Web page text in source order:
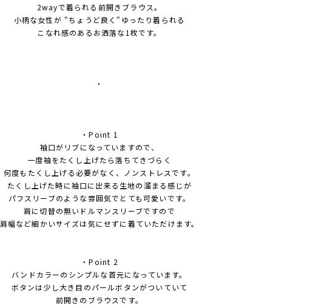
2wayで着られる前開きブラウス。
小柄な女性が "ちょうど良く"ゆったり着られる
こなれ感のあるお洒落な1枚です。
・
・Point 1
袖口がリブになっていますので、
一度袖をたくし上げたら落ちてきづらく
何度もたくし上げる必要がなく、ノンストレスです。
たくし上げた時に袖口に出来る生地の溜まる感じが
パフスリーブのような雰囲気でとても可愛いです。
肩に切替の無いドルマンスリーブですので
肩幅など細かいサイズは気にせずに着ていただけます。
・Point 2
バンドカラーのシンプルな首元になっています。
ボタンは少し大き目のパールボタンがついていて
前開きのブラウスです。